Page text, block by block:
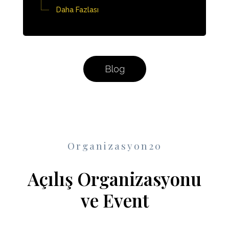
Daha Fazlası
Blog
Organizasyon20
Açılış Organizasyonu
ve Event